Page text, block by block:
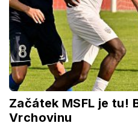
Začátek MSFL je tu!
Vrchovinu